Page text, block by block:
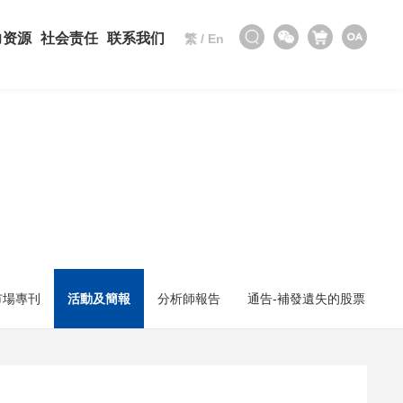
源 社会责任 联系我们 繁 / En
專刊 活動及簡報 分析師報告 通告-補發遺失的股票